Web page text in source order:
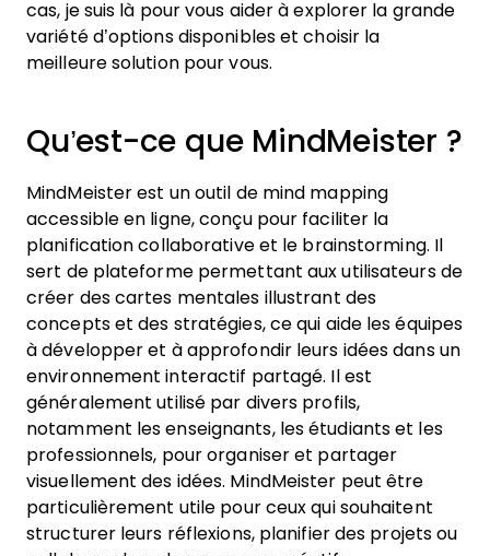
cas, je suis là pour vous aider à explorer la grande
variété d’options disponibles et choisir la
meilleure solution pour vous.
Qu’est-ce que MindMeister ?
MindMeister est un outil de mind mapping
accessible en ligne, conçu pour faciliter la
planification collaborative et le brainstorming. Il
sert de plateforme permettant aux utilisateurs de
créer des cartes mentales illustrant des
concepts et des stratégies, ce qui aide les équipes
à développer et à approfondir leurs idées dans un
environnement interactif partagé. Il est
généralement utilisé par divers profils,
notamment les enseignants, les étudiants et les
professionnels, pour organiser et partager
visuellement des idées. MindMeister peut être
particulièrement utile pour ceux qui souhaitent
structurer leurs réflexions, planifier des projets ou